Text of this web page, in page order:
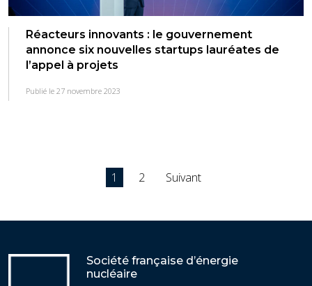
Réacteurs innovants : le gouvernement
annonce six nouvelles startups lauréates de
l’appel à projets
Publié le 27 novembre 2023
publications
1 2 Suivant
Société française d’énergie
nucléaire